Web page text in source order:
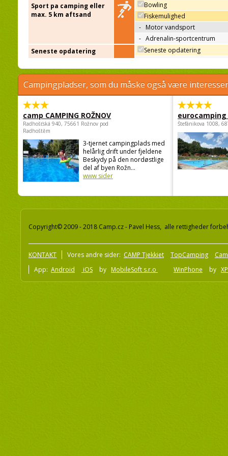
Sport pa camping eller
max. 5 km aftsand
Bowling
Fiskemulighed
- Motor vandsport
- Adrenalin-sportcentrum
Seneste opdatering
Seneste opdatering
Campingpladser, som du måske også være
camp CAMPING ROŽNOV
Radhošťská 940, 75661 Rožnov pod
Radhoštěm
3-tjernet campingplads med
helårlig drift under fjeldene
Beskydy på den nordøstlige
del af byen Rožn...
www sider
Štefánikova 1008,
Copyright© 2009 - 2018 Camp.cz - Pavel Hess, alle rettigheder
KONTAKT Vores andre sider: CAMP Tjekkiet TopCamping
App: Android iOS by MobileSoft s.r.o WinPhone by